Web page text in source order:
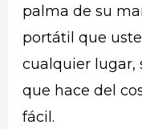
palma de su
portátil que
cualquier lugar,
que hace del
fácil.